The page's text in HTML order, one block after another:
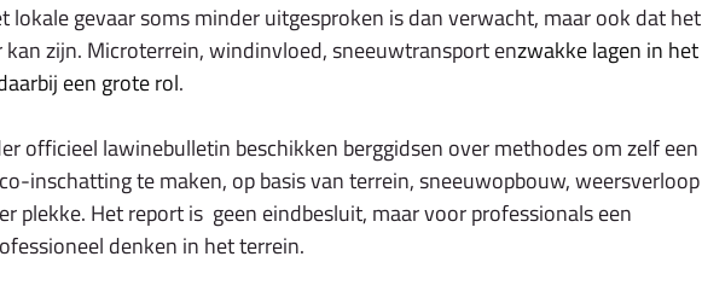
lokale gevaar soms minder uitgesproken is dan verwacht, maar ook dat het
kan zijn. Microterrein, windinvloed, sneeuwtransport enzwakke lagen in het
een grote rol.
officieel lawinebulletin beschikken berggidsen over methodes om zelf een
inschatting te maken, op basis van terrein, sneeuwopbouw, weersverloop
plekke. Het report is  geen eindbesluit, maar voor professionals een
denken in het terrein.